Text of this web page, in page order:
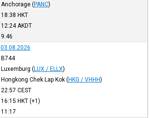
Anchorage (PANC)
18:38 HKT
12:24 AKDT
9:46
03.08.2026
B744
Luxemburg (LUX / ELLX)
Hongkong Chek Lap Kok (HKG / VHHH)
22:57 CEST
16:15 HKT(+1)
11:17